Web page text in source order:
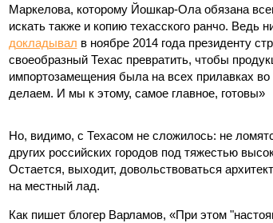
Маркелова, которому Йошкар-Ола обязана
искать также и копию техасского ранчо. Ведь
докладывал в ноябре 2014 года президенту
своеобразный Техас превратить, чтобы
импортозамещения была на всех прилавках
делаем. И мы к этому, самое главное, готовы»
Но, видимо, с Техасом не сложилось: не
других российских городов под тяжестью
Остается, выходит, довольствоваться
на местный лад.
Как пишет блогер Варламов, «При этом